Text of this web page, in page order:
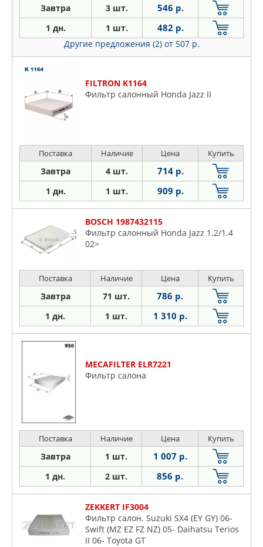
Завтра 3 шт. 546 р.
1 дн. 1 шт. 482 р.
Другие предложения (2) от 507 р.
FILTRON K1164
Фильтр салонный Honda Jazz II
Поставка Наличие Цена Купить
Завтра 4 шт. 714 р.
1 дн. 1 шт. 909 р.
BOSCH 1987432115
Фильтр салонный Honda Jazz 1.2/1.4
02>
Поставка Наличие Цена Купить
Завтра 71 шт. 786 р.
1 дн. 1 шт. 1 310 р.
MECAFILTER ELR7221
Фильтр салона
Поставка Наличие Цена Купить
Завтра 1 шт. 1 007 р.
1 дн. 2 шт. 856 р.
ZEKKERT IF3004
Фильтр салон. Suzuki SX4 (EY GY) 06-
Swift (MZ EZ FZ NZ) 05- Daihatsu Terios
II 06- Toyota GT